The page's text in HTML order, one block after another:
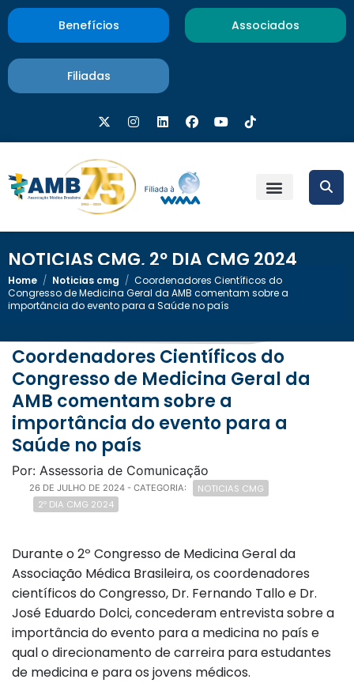
Benefícios Associados
Filiadas
NOTICIAS CMG, 2º DIA CMG 2024
Home / Noticias cmg / Coordenadores Científicos do
Congresso de Medicina Geral da AMB comentam sobre a
importância do evento para a Saúde no país
Coordenadores Científicos do
Congresso de Medicina Geral da
AMB comentam sobre a
importância do evento para a
Saúde no país
Por: Assessoria de Comunicação
26 DE JULHO DE 2024 - CATEGORIA:
NOTICIAS CMG
2º DIA CMG 2024
Durante o 2º Congresso de Medicina Geral da
Associação Médica Brasileira, os coordenadores
científicos do Congresso, Dr. Fernando Tallo e Dr.
José Eduardo Dolci, concederam entrevista sobre a
importância do evento para a medicina no país e
qual o direcionamento de carreira para estudantes
de medicina e para os jovens médicos.